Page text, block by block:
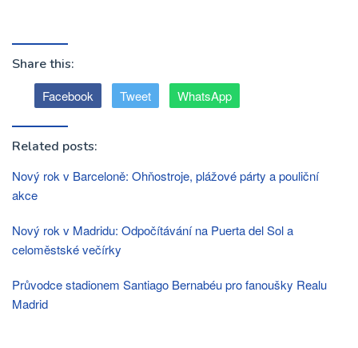
Share this:
Facebook Tweet WhatsApp
Related posts:
Nový rok v Barceloně: Ohňostroje, plážové párty a pouliční
akce
Nový rok v Madridu: Odpočítávání na Puerta del Sol a
celoměstské večírky
Průvodce stadionem Santiago Bernabéu pro fanoušky Realu
Madrid